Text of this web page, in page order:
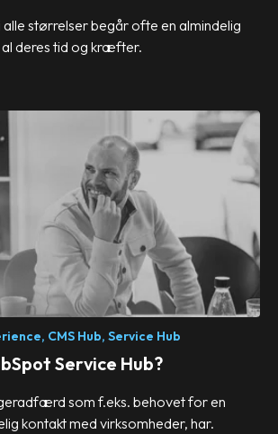
størrelser begår ofte en almindelig
deres tid og kræfter.
CMS Hub, Service Hub
Service Hub?
som f.eks. behovet for en
kontakt med virksomheder, har.